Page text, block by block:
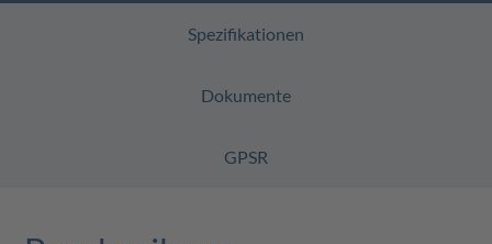
Spezifikationen
Dokumente
GPSR